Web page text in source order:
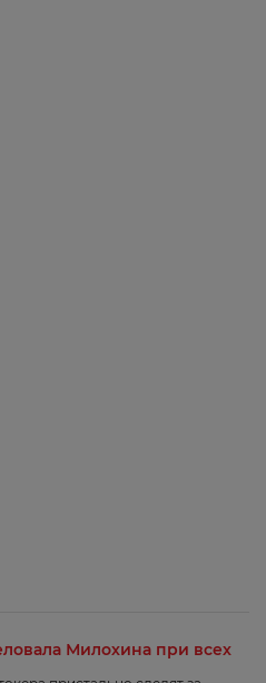
Милохина при всех